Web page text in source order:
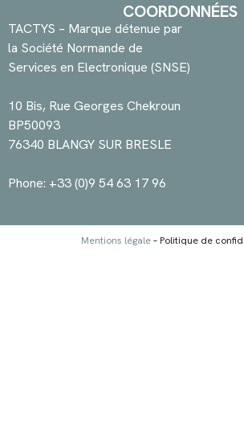
COORDONNÉES
TACTYS – Marque détenue par
la Société Normande de
Services en Electronique (SNSE)
10 Bis, Rue Georges Chekroun
BP50093
76340 BLANGY SUR BRESLE
Phone: +33 (0)9 54 63 17 96
Mentions légale– Politique de